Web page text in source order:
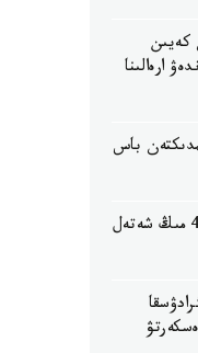
كەيىن
ارەالىنا
باس
شىلدەدە شەكارادان وتپەك بولعان 4 مىڭ شەتەل
شاڭدى داۋىل جانە 42 گرادۋسقا
وڭىردە ەسكەرتۋ